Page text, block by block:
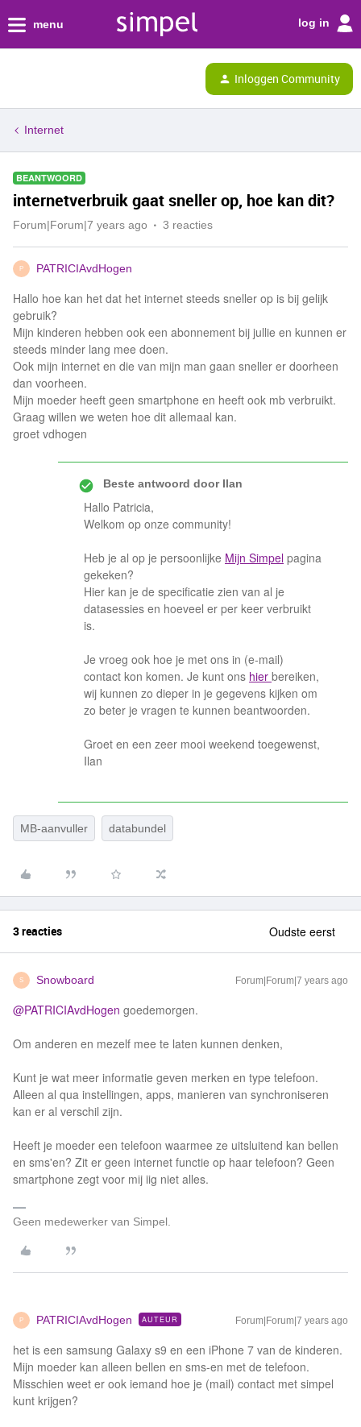
menu log in
Inloggen Community
Internet
BEANTWOORD
internetverbruik gaat sneller op, hoe kan dit?
Forum|Forum|7 years ago 3 reacties
P PATRICIAvdHogen
Hallo hoe kan het dat het internet steeds sneller op is bij gelijk
gebruik?
Mijn kinderen hebben ook een abonnement bij jullie en kunnen er
steeds minder lang mee doen.
Ook mijn internet en die van mijn man gaan sneller er doorheen
dan voorheen.
Mijn moeder heeft geen smartphone en heeft ook mb verbruikt.
Graag willen we weten hoe dit allemaal kan.
groet vdhogen
Beste antwoord doorIlan
Hallo Patricia,
Welkom op onze community!
Heb je al op je persoonlijke Mijn Simpel pagina
gekeken?
Hier kan je de specificatie zien van al je
datasessies en hoeveel er per keer verbruikt
is.
Je vroeg ook hoe je met ons in (e-mail)
contact kon komen. Je kunt ons hier bereiken,
wij kunnen zo dieper in je gegevens kijken om
zo beter je vragen te kunnen beantwoorden.
Groet en een zeer mooi weekend toegewenst,
Ilan
MB-aanvuller databundel
3 reacties Oudste eerst
S Snowboard Forum|Forum|7 years ago
@PATRICIAvdHogen goedemorgen.
Om anderen en mezelf mee te laten kunnen denken,
Kunt je wat meer informatie geven merken en type telefoon.
Alleen al qua instellingen, apps, manieren van synchroniseren
kan er al verschil zijn.
Heeft je moeder een telefoon waarmee ze uitsluitend kan bellen
en sms'en? Zit er geen internet functie op haar telefoon? Geen
smartphone zegt voor mij iig niet alles.
Geen medewerker van Simpel.
P PATRICIAvdHogen AUTEUR Forum|Forum|7 years ago
het is een samsung Galaxy s9 en een iPhone 7 van de kinderen.
Mijn moeder kan alleen bellen en sms-en met de telefoon.
Misschien weet er ook iemand hoe je (mail) contact met simpel
kunt krijgen?